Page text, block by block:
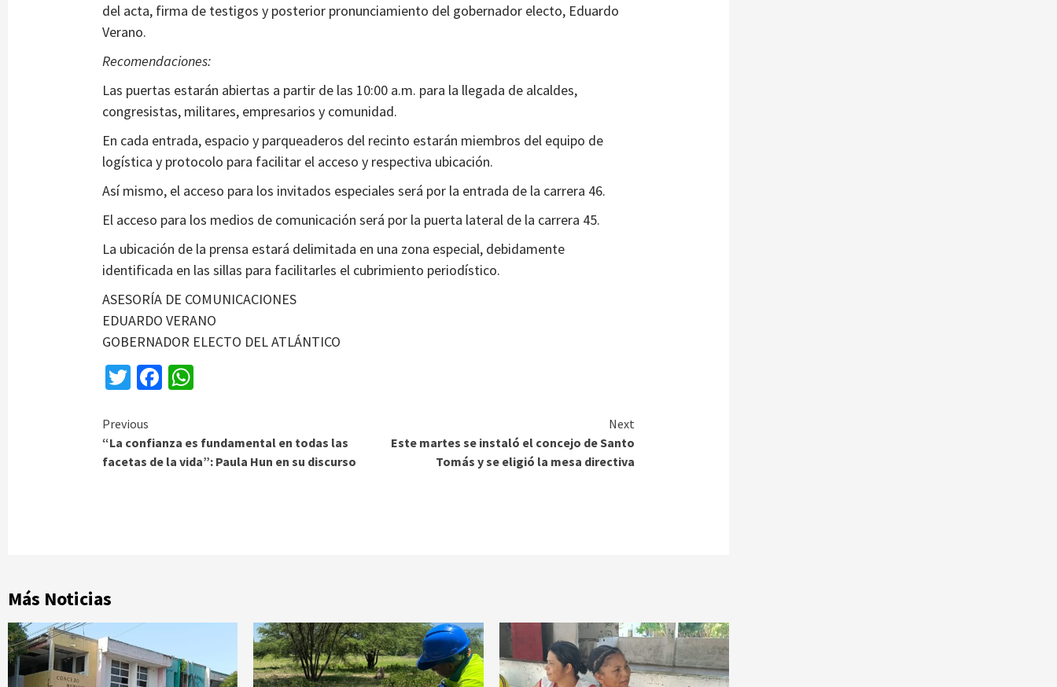
del acta, firma de testigos y posterior pronunciamiento del gobernador electo, Eduardo
Verano.
Recomendaciones:
Las puertas estarán abiertas a partir de las 10:00 a.m. para la llegada de alcaldes,
congresistas, militares, empresarios y comunidad.
En cada entrada, espacio y parqueaderos del recinto estarán miembros del equipo de
logística y protocolo para facilitar el acceso y respectiva ubicación.
Así mismo, el acceso para los invitados especiales será por la entrada de la carrera 46.
El acceso para los medios de comunicación será por la puerta lateral de la carrera 45.
La ubicación de la prensa estará delimitada en una zona especial, debidamente
identificada en las sillas para facilitarles el cubrimiento periodístico.
ASESORÍA DE COMUNICACIONES
EDUARDO VERANO
GOBERNADOR ELECTO DEL ATLÁNTICO
TwitterFacebook
Continue
Reading
Previous
“La confianza es fundamental en todas las
facetas de la vida”: Paula Hun en su discurso
Next
Este martes se instaló el concejo de Santo
Tomás y se eligió la mesa directiva
Más Noticias